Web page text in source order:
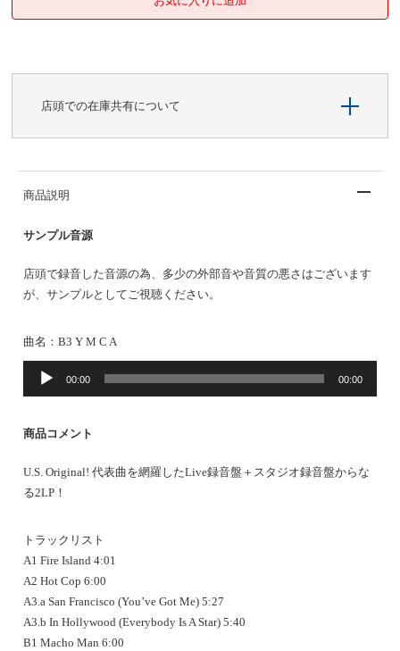
店頭での在庫共有について
商品説明
サンプル音源
店頭で録音した音源の為、多少の外部音や音質の悪さはございます
が、サンプルとしてご視聴ください。
曲名：B3 Y M C A
音
ー
ー
00:00 00:00
商品コメント
U.S. Original! 代表曲を網羅したLive録音盤＋スタジオ録音盤からな
る2LP！
トラックリスト
A1 Fire Island 4:01
A2 Hot Cop 6:00
A3.a San Francisco (You’ve Got Me) 5:27
A3.b In Hollywood (Everybody Is A Star) 5:40
B1 Macho Man 6:00